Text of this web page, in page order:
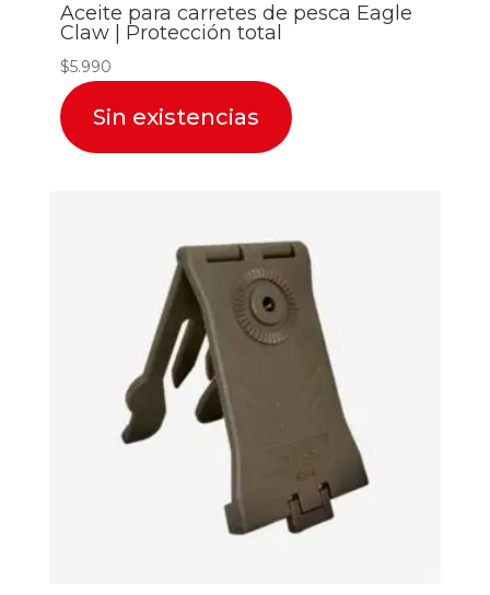
Aceite para carretes de pesca Eagle
Claw | Protección total
$5.990
Sin existencias